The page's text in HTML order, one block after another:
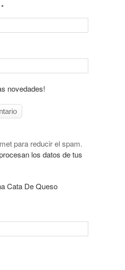
*
novedades!
para reducir el spam.
los datos de tus
Cata De Queso